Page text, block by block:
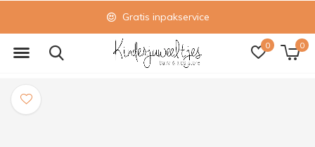
0 0
Gratis inpakservice